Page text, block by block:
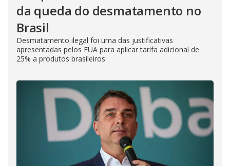
da queda do desmatamento no
Brasil
Desmatamento ilegal foi uma das justificativas
apresentadas pelos EUA para aplicar tarifa adicional de
25% a produtos brasileiros